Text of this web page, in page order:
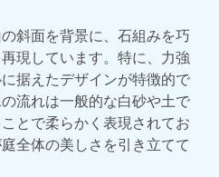
斜面を背景に、石組みを巧
現しています。特に、力強
据えたデザインが特徴的で
流れは一般的な白砂や土で
とで柔らかく表現されてお
全体の美しさを引き立てて